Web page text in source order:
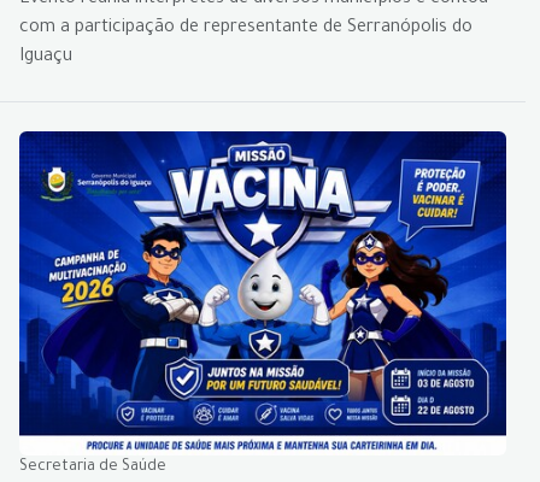
com a participação de representante de Serranópolis do
Iguaçu
Secretaria de Saúde